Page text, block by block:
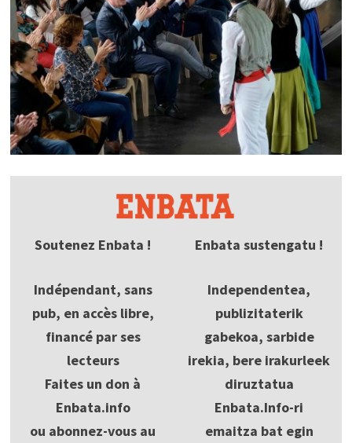
Soutenez Enbata !
Indépendant, sans
pub, en accès libre,
financé par ses
lecteurs
Faites un don à
Enbata.info
ou abonnez-vous au
Enbata sustengatu !
Independentea,
publizitaterik
gabekoa, sarbide
irekia, bere irakurleek
diruztatua
Enbata.Info-ri
emaitza bat egin